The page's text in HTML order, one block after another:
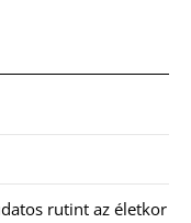
rutint az életkor